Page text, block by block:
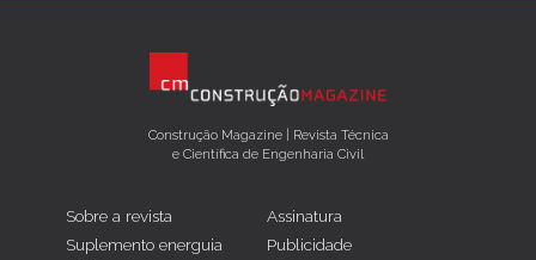
Construção Magazine | Revista Técnica
e Científica de Engenharia Civil
Sobre a revista
Suplemento energuia
Assinatura
Publicidade